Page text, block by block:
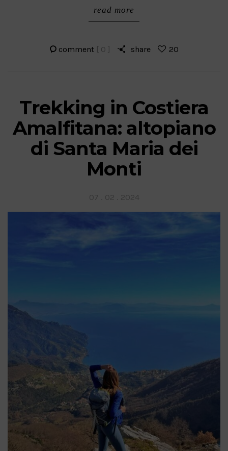
read more
comment [ 0 ] share 20
Trekking in Costiera
Amalfitana: altopiano
di Santa Maria dei
Monti
on